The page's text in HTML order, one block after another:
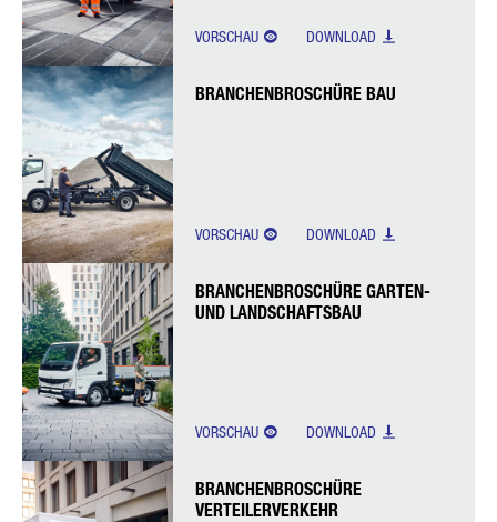
VORSCHAU DOWNLOAD
BRANCHENBROSCHÜRE BAU
VORSCHAU DOWNLOAD
BRANCHENBROSCHÜRE GARTEN-
UND LANDSCHAFTSBAU
VORSCHAU DOWNLOAD
BRANCHENBROSCHÜRE
VERTEILERVERKEHR